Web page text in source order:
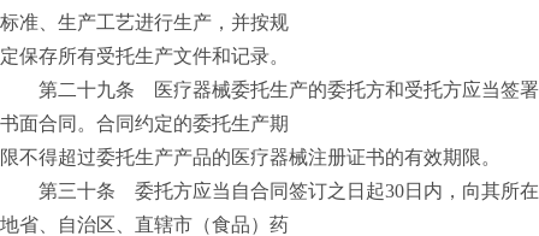
标准、生产工艺进行生产，并按规
定保存所有受托生产文件和记录。
第二十九条 医疗器械委托生产的委托方和受托方应当签署
书面合同。合同约定的委托生产期
限不得超过委托生产产品的医疗器械注册证书的有效期限。
第三十条 委托方应当自合同签订之日起30日内，向其所在
地省、自治区、直辖市（食品）药